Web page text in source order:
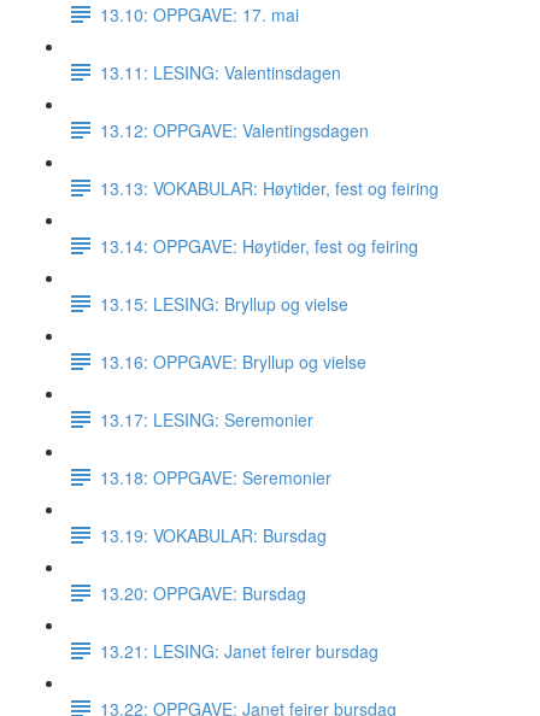
13.10: OPPGAVE: 17. mai
13.11: LESING: Valentinsdagen
13.12: OPPGAVE: Valentingsdagen
13.13: VOKABULAR: Høytider, fest og feiring
13.14: OPPGAVE: Høytider, fest og feiring
13.15: LESING: Bryllup og vielse
13.16: OPPGAVE: Bryllup og vielse
13.17: LESING: Seremonier
13.18: OPPGAVE: Seremonier
13.19: VOKABULAR: Bursdag
13.20: OPPGAVE: Bursdag
13.21: LESING: Janet feirer bursdag
13.22: OPPGAVE: Janet feirer bursdag